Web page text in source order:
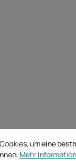
um eine
Mehr